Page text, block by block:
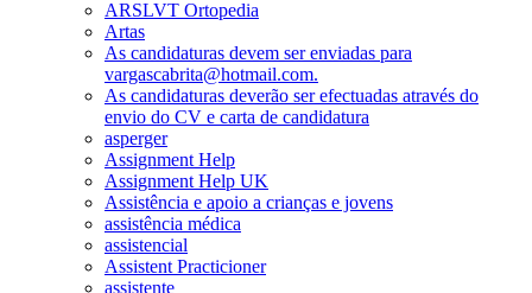
ARSLVT Ortopedia
Artas
As candidaturas devem ser enviadas para
vargascabrita@hotmail.com.
As candidaturas deverão ser efectuadas através do
envio do CV e carta de candidatura
asperger
Assignment Help
Assignment Help UK
Assistência e apoio a crianças e jovens
assistência médica
assistencial
Assistent Practicioner
assistente